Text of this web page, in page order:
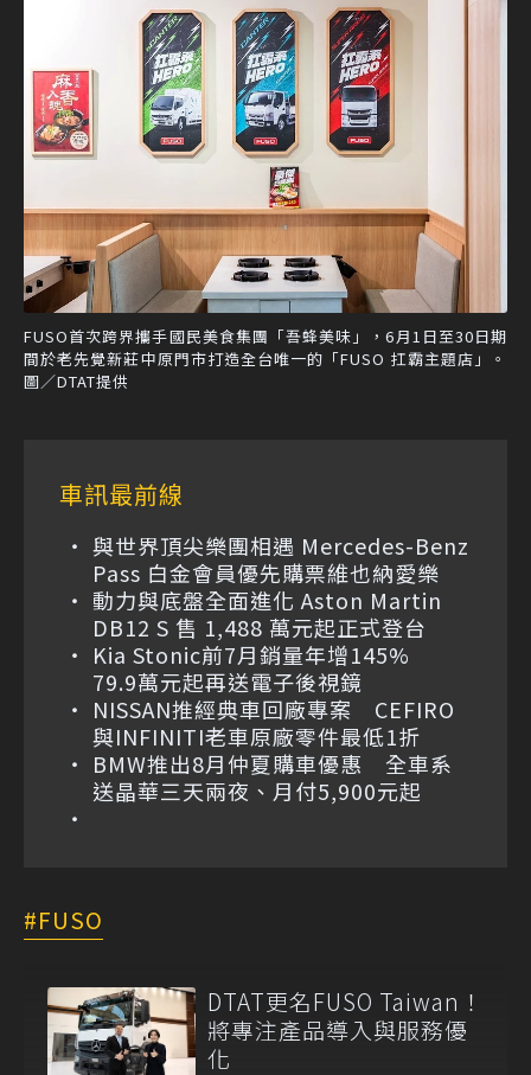
FUSO首次跨界攜手國民美食集團「吾蜂美味」，6月1日至30日期
間於老先覺新莊中原門市打造全台唯一的「FUSO 扛霸主題店」。
圖／DTAT提供
車訊最前線
與世界頂尖樂團相遇 Mercedes-Benz
Pass 白金會員優先購票維也納愛樂
動力與底盤全面進化 Aston Martin
DB12 S 售 1,488 萬元起正式登台
Kia Stonic前7月銷量年增145%
79.9萬元起再送電子後視鏡
NISSAN推經典車回廠專案 CEFIRO
與INFINITI老車原廠零件最低1折
BMW推出8月仲夏購車優惠 全車系
送晶華三天兩夜、月付5,900元起
FUSO
DTAT更名FUSO Taiwan！
將專注產品導入與服務優
化